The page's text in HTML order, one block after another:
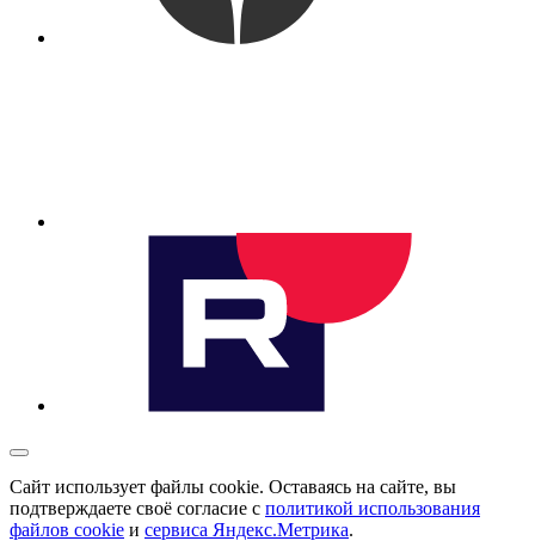
Сайт использует файлы cookie. Оставаясь на сайте, вы
подтверждаете своё согласие с политикой использования
файлов cookie и сервиса Яндекс.Метрика.